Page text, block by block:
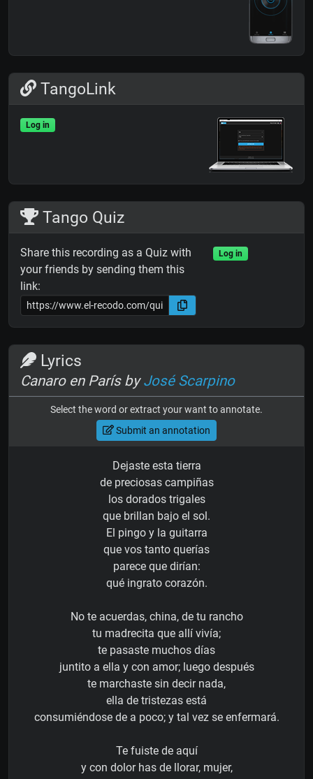
TangoLink
Log in
Tango Quiz
Share this recording as a Quiz with
your friends by sending them this
link:
Log in
Lyrics
Canaro en París byJosé Scarpino
Select the word or extract your want to annotate.
Submit an annotation
Dejaste esta tierra
de preciosas campiñas
los dorados trigales
que brillan bajo el sol.
El pingo y la guitarra
que vos tanto querías
parece que dirían:
qué ingrato corazón.
No te acuerdas, china, de tu rancho
tu madrecita que allí vivía;
te pasaste muchos días
juntito a ella y con amor; luego después
te marchaste sin decir nada,
ella de tristezas está
consumiéndose de a poco; y tal vez se enfermará.
Te fuiste de aquí
y con dolor has de llorar, mujer,